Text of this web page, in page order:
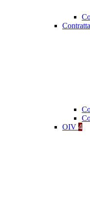
OIV 4